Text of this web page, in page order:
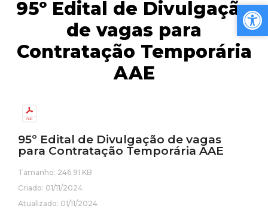
95º Edital de Divulgação
de vagas para
Contratação Temporária
AAE
95º Edital de Divulgação de vagas
para Contratação Temporária AAE
Tamanho: 246.91 KB
Criado: 01/11/2024
Atualizado: 01/11/2024